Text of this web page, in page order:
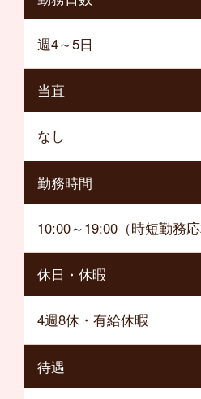
週4～5日
当直
なし
勤務時間
10:00～19:00（時短勤務応
休日・休暇
4週8休・有給休暇
待遇